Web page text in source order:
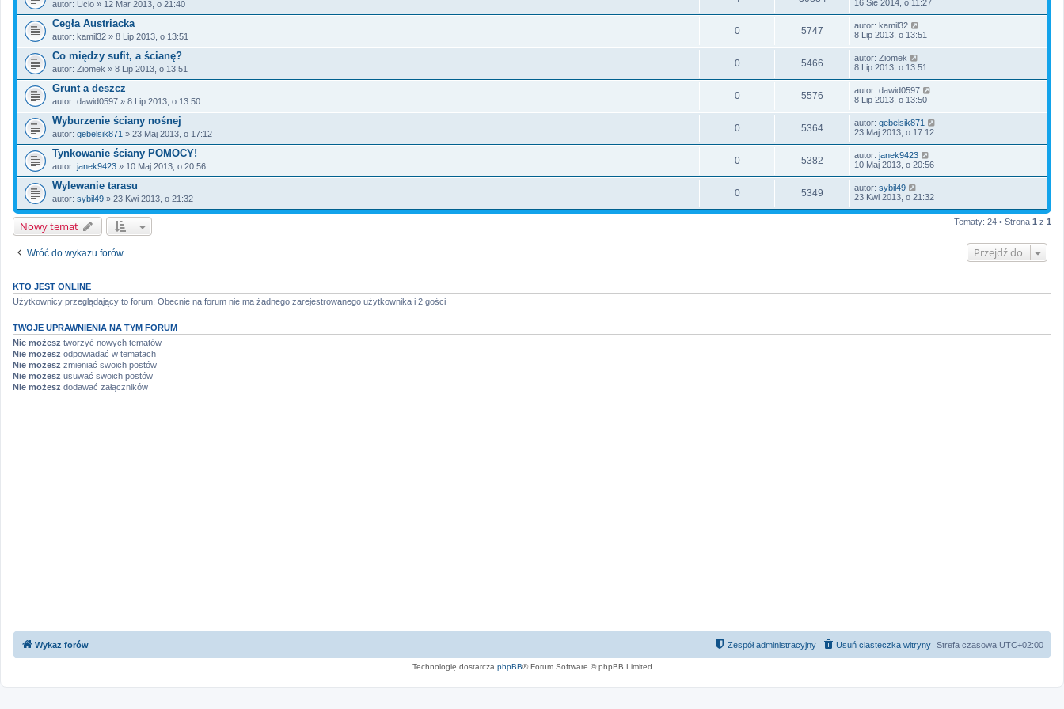
autor: Ucio » 12 Mar 2013, o 21:40
16 Sie 2014, o 11:27
Cegła Austriacka
autor: kamil32 » 8 Lip 2013, o 13:51
0 5747 autor: kamil32
8 Lip 2013, o 13:51
Co między sufit, a ścianę?
autor: Ziomek » 8 Lip 2013, o 13:51
0 5466 autor: Ziomek
8 Lip 2013, o 13:51
Grunt a deszcz
autor: dawid0597 » 8 Lip 2013, o 13:50
0 5576 autor: dawid0597
8 Lip 2013, o 13:50
Wyburzenie ściany nośnej
autor: gebelsik871 » 23 Maj 2013, o 17:12
0 5364 autor: gebelsik871
23 Maj 2013, o 17:12
Tynkowanie ściany POMOCY!
autor: janek9423 » 10 Maj 2013, o 20:56
0 5382 autor: janek9423
10 Maj 2013, o 20:56
Wylewanie tarasu
autor: sybil49 » 23 Kwi 2013, o 21:32
0 5349 autor: sybil49
23 Kwi 2013, o 21:32
Nowy temat Tematy: 24 • Strona 1 z 1
Wróć do wykazu forów Przejdź do
KTO JEST ONLINE
Użytkownicy przeglądający to forum: Obecnie na forum nie ma żadnego zarejestrowanego użytkownika i 2 gości
TWOJE UPRAWNIENIA NA TYM FORUM
Nie możesz tworzyć nowych tematów
Nie możesz odpowiadać w tematach
Nie możesz zmieniać swoich postów
Nie możesz usuwać swoich postów
Nie możesz dodawać załączników
Wykaz forów Strefa czasowa UTC+02:00
Usuń ciasteczka witryny
Zespół administracyjny
Technologię dostarcza phpBB® Forum Software © phpBB Limited